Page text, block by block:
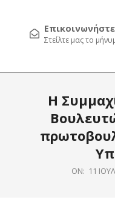
Στείλτε μας το
Navigation
Η
ON: 11